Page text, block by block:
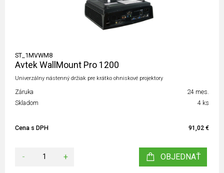
ST_1MVWM8
Avtek WallMount Pro 1200
Univerzálny nástenný držiak pre krátko ohniskové projektory
Záruka
24 mes.
Skladom
4 ks
Cena s DPH 91,02 €
- + OBJEDNAŤ